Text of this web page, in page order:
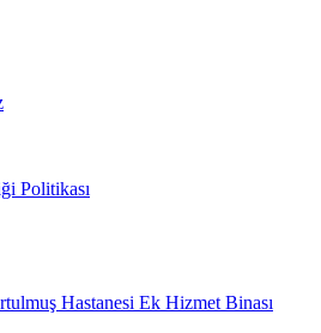
Politikası
Hastanesi Ek Hizmet Binası